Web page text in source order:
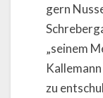
gern
„seinem
zu